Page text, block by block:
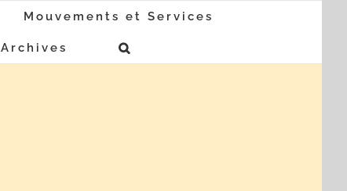
Mouvements et Services
Archives